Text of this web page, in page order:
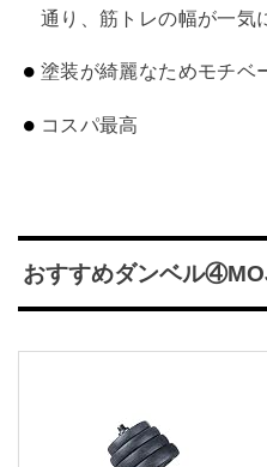
通り、筋トレの幅が一気
塗装が綺麗なためモチベ
コスパ最高
おすすめダンベル④MO